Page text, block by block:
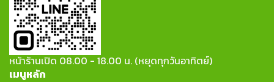
หน้าร้านเปิด 08.00 - 18.00 น. (หยุดทุกวันอาทิตย์)
เมนูหลัก